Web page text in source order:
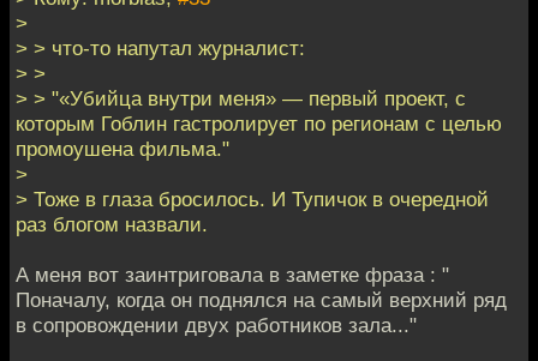
>
> > что-то напутал журналист:
> >
> > "«Убийца внутри меня» — первый проект, с
которым Гоблин гастролирует по регионам с целью
промоушена фильма."
>
> Тоже в глаза бросилось. И Тупичок в очередной
раз блогом назвали.
А меня вот заинтриговала в заметке фраза : "
Поначалу, когда он поднялся на самый верхний ряд
в сопровождении двух работников зала..."